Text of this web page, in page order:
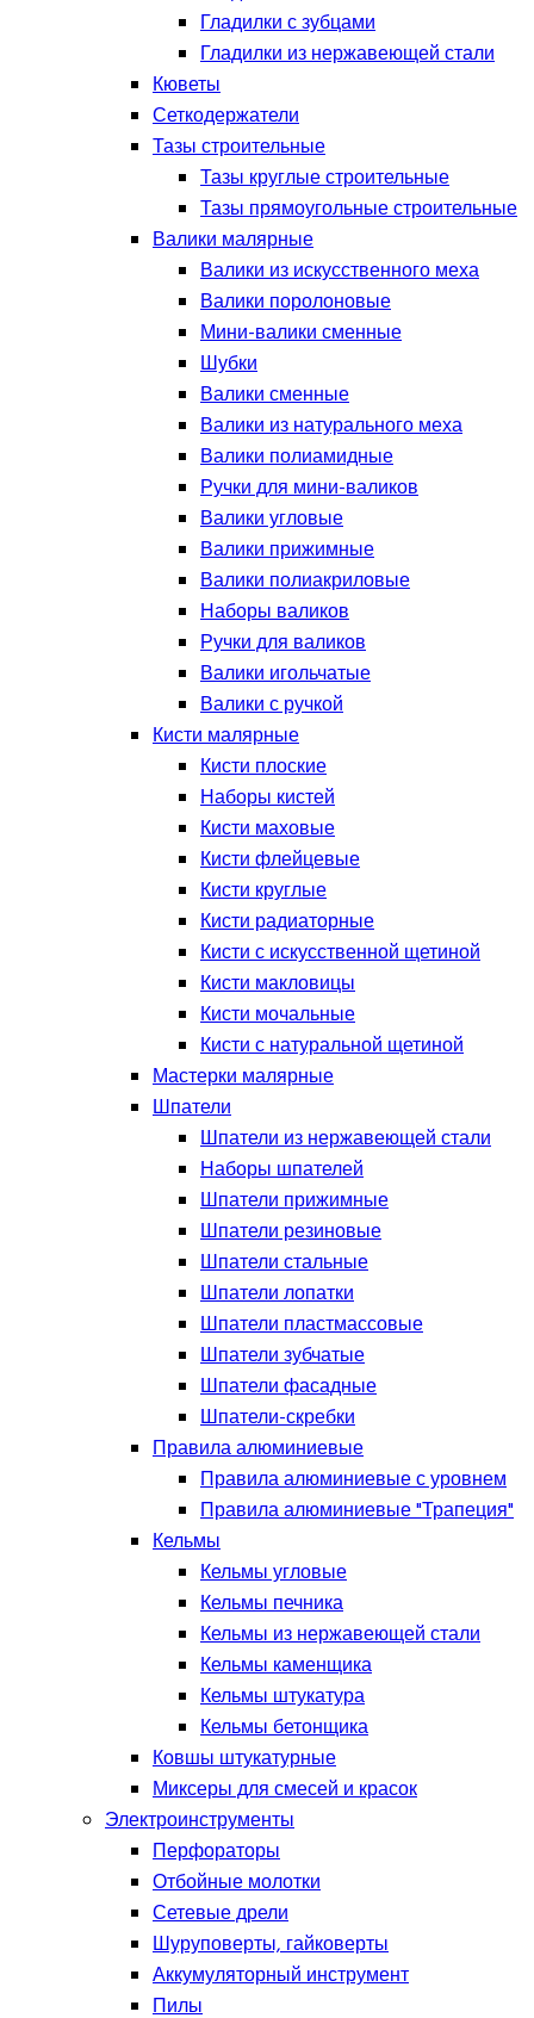
Гладилки с зубцами
Гладилки из нержавеющей стали
Кюветы
Сеткодержатели
Тазы строительные
Тазы круглые строительные
Тазы прямоугольные строительные
Валики малярные
Валики из искусственного меха
Валики поролоновые
Мини-валики сменные
Шубки
Валики сменные
Валики из натурального меха
Валики полиамидные
Ручки для мини-валиков
Валики угловые
Валики прижимные
Валики полиакриловые
Наборы валиков
Ручки для валиков
Валики игольчатые
Валики с ручкой
Кисти малярные
Кисти плоские
Наборы кистей
Кисти маховые
Кисти флейцевые
Кисти круглые
Кисти радиаторные
Кисти с искусственной щетиной
Кисти макловицы
Кисти мочальные
Кисти с натуральной щетиной
Мастерки малярные
Шпатели
Шпатели из нержавеющей стали
Наборы шпателей
Шпатели прижимные
Шпатели резиновые
Шпатели стальные
Шпатели лопатки
Шпатели пластмассовые
Шпатели зубчатые
Шпатели фасадные
Шпатели-скребки
Правила алюминиевые
Правила алюминиевые с уровнем
Правила алюминиевые "Трапеция"
Кельмы
Кельмы угловые
Кельмы печника
Кельмы из нержавеющей стали
Кельмы каменщика
Кельмы штукатура
Кельмы бетонщика
Ковшы штукатурные
Миксеры для смесей и красок
Электроинструменты
Перфораторы
Отбойные молотки
Сетевые дрели
Шуруповерты, гайковерты
Аккумуляторный инструмент
Пилы